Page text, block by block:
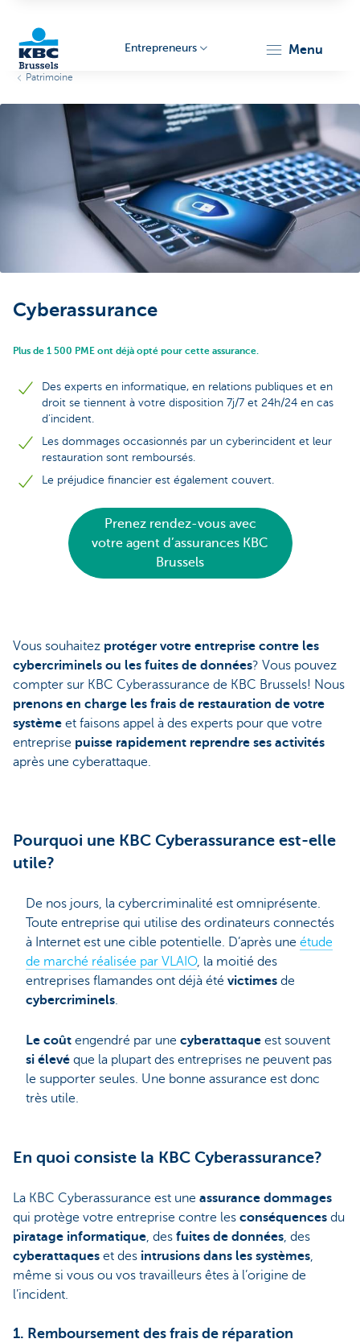
Entrepreneurs menu
Patrimoine
Cyberassurance
Plus de 1 500 PME ont déjà opté pour cette assurance.
Des experts en informatique, en relations publiques et en
droit se tiennent à votre disposition 7j/7 et 24h/24 en cas
d’incident.
Les dommages occasionnés par un cyberincident et leur
restauration sont remboursés.
Le préjudice financier est également couvert.
Prenez rendez-vous avec
votre agent d’assurances KBC
Brussels
Vous souhaitez protéger votre entreprise contre les
cybercriminels ou les fuites de données? Vous pouvez
compter sur KBC Cyberassurance de KBC Brussels! Nous
prenons en charge les frais de restauration de votre
système et faisons appel à des experts pour que votre
entreprise puisse rapidement reprendre ses activités
après une cyberattaque.
Pourquoi une KBC Cyberassurance est-elle
utile?
De nos jours, la cybercriminalité est omniprésente.
Toute entreprise qui utilise des ordinateurs connectés
à Internet est une cible potentielle. D’après une étude
de marché réalisée par VLAIO, la moitié des
entreprises flamandes ont déjà été victimes de
cybercriminels.
Le coût engendré par une cyberattaque est souvent
si élevé que la plupart des entreprises ne peuvent pas
le supporter seules. Une bonne assurance est donc
très utile.
En quoi consiste la KBC Cyberassurance?
La KBC Cyberassurance est une assurance dommages
qui protège votre entreprise contre les conséquences du
piratage informatique, des fuites de données, des
cyberattaques et des intrusions dans les systèmes,
même si vous ou vos travailleurs êtes à l’origine de
l’incident.
1. Remboursement des frais de réparation